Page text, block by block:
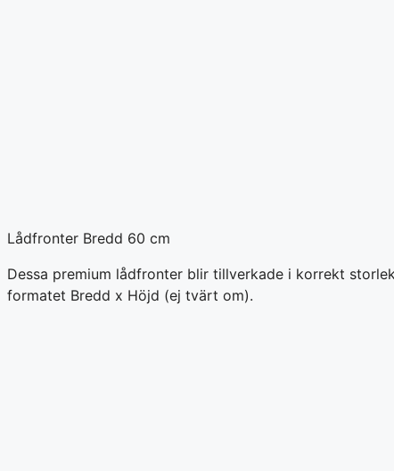
Lådfronter Bredd 60 cm
Dessa premium lådfronter blir tillverkade i korrekt
formatet Bredd x Höjd (ej tvärt om).